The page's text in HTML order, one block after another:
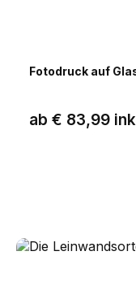
Fotodruck auf
ab € 83,99